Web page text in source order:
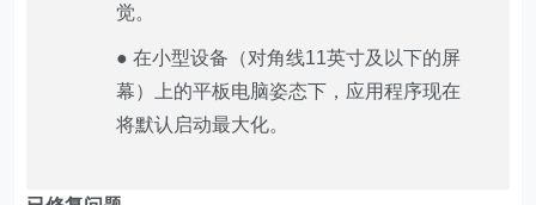
觉。
● 在小型设备（对角线11英寸及以下的屏
幕）上的平板电脑姿态下，应用程序现在
将默认启动最大化。